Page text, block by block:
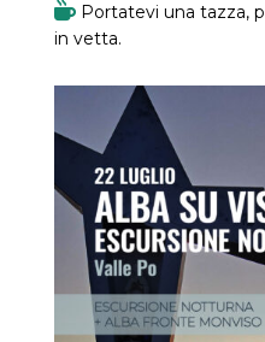
Portatevi una tazza,
in vetta.